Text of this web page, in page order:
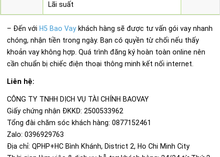
Lãi suất
– Đến với H5 Bao Vay khách hàng sẽ được tư vấn gói vay nhanh
chóng, nhận tiền trong ngày. Bạn có quyền từ chối nếu thấy
khoản vay không hợp. Quá trình đăng ký hoàn toàn online nên
cần chuẩn bị chiếc điện thoại thông minh kết nối internet.
Liên hệ:
CÔNG TY TNHH DỊCH VỤ TÀI CHÍNH BAOVAY
Giấy chứng nhận ĐKKD: 2500533962
Tổng đài chăm sóc khách hàng: 0877152461
Zalo: 0396929763
Địa chỉ: QPHP+HC Bình Khánh, District 2, Ho Chi Minh City